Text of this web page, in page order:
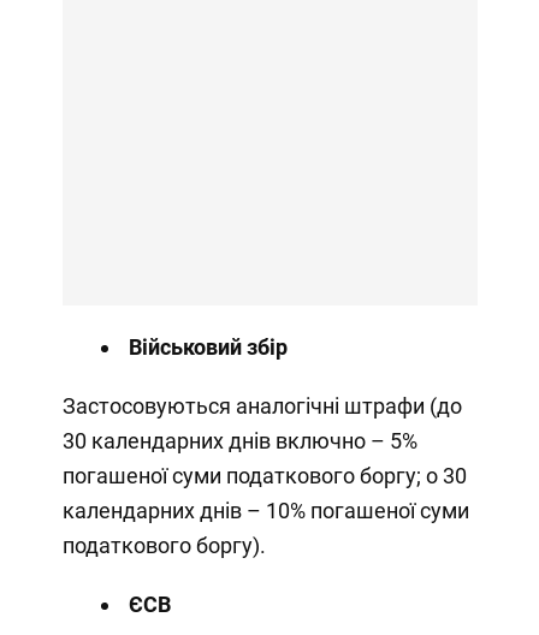
Військовий збір
Застосовуються аналогічні штрафи (до
30 календарних днів включно – 5%
погашеної суми податкового боргу; о 30
календарних днів – 10% погашеної суми
податкового боргу).
ЄСВ